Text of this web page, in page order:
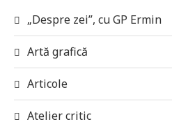
„Despre zei”, cu GP Ermin
Artă grafică
Articole
Atelier critic